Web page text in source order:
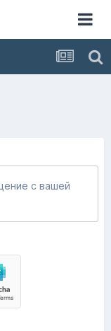
с вашей